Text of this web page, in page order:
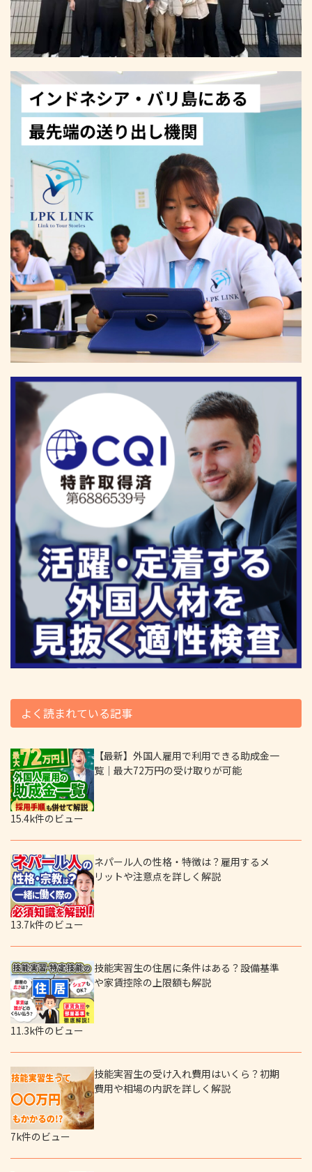
よく読まれている記事
【最新】外国人雇用で利用できる助成金一
覧｜最大72万円の受け取りが可能
15.4k件のビュー
ネパール人の性格・特徴は？雇用するメ
リットや注意点を詳しく解説
13.7k件のビュー
技能実習生の住居に条件はある？設備基準
や家賃控除の上限額も解説
11.3k件のビュー
技能実習生の受け入れ費用はいくら？初期
費用や相場の内訳を詳しく解説
7k件のビュー